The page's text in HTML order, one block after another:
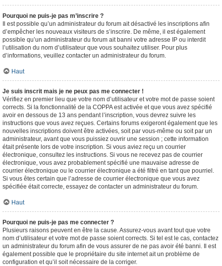
Pourquoi ne puis-je pas m’inscrire ?
Il est possible qu’un administrateur du forum ait désactivé les inscriptions afin
d’empêcher les nouveaux visiteurs de s’inscrire. De même, il est également
possible qu’un administrateur du forum ait banni votre adresse IP ou interdit
l’utilisation du nom d’utilisateur que vous souhaitez utiliser. Pour plus
d’informations, veuillez contacter un administrateur du forum.
Haut
Je suis inscrit mais je ne peux pas me connecter !
Vérifiez en premier lieu que votre nom d’utilisateur et votre mot de passe soient
corrects. Si la fonctionnalité de la COPPA est activée et que vous avez spécifié
avoir en dessous de 13 ans pendant l’inscription, vous devrez suivre les
instructions que vous avez reçues. Certains forums exigeront également que les
nouvelles inscriptions doivent être activées, soit par vous-même ou soit par un
administrateur, avant que vous puissiez ouvrir une session ; cette information
était présente lors de votre inscription. Si vous aviez reçu un courrier
électronique, consultez les instructions. Si vous ne recevez pas de courrier
électronique, vous avez probablement spécifié une mauvaise adresse de
courrier électronique ou le courrier électronique a été filtré en tant que pourriel.
Si vous êtes certain que l’adresse de courrier électronique que vous avez
spécifiée était correcte, essayez de contacter un administrateur du forum.
Haut
Pourquoi ne puis-je pas me connecter ?
Plusieurs raisons peuvent en être la cause. Assurez-vous avant tout que votre
nom d’utilisateur et votre mot de passe soient corrects. Si tel est le cas, contactez
un administrateur du forum afin de vous assurer de ne pas avoir été banni. Il est
également possible que le propriétaire du site internet ait un problème de
configuration et qu’il soit nécessaire de la corriger.